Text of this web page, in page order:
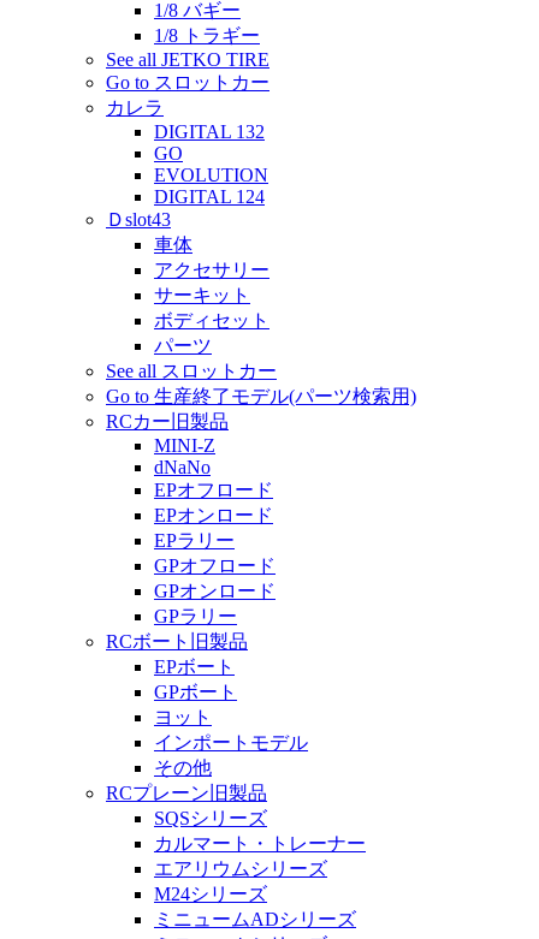
1/8 バギー
1/8 トラギー
See all JETKO TIRE
Go to スロットカー
カレラ
DIGITAL 132
GO
EVOLUTION
DIGITAL 124
Ｄslot43
車体
アクセサリー
サーキット
ボディセット
パーツ
See all スロットカー
Go to 生産終了モデル(パーツ検索用)
RCカー旧製品
MINI-Z
dNaNo
EPオフロード
EPオンロード
EPラリー
GPオフロード
GPオンロード
GPラリー
RCボート旧製品
EPボート
GPボート
ヨット
インポートモデル
その他
RCプレーン旧製品
SQSシリーズ
カルマート・トレーナー
エアリウムシリーズ
M24シリーズ
ミニュームADシリーズ